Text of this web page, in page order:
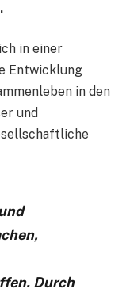
in einer
Entwicklung
in den
und
Durch